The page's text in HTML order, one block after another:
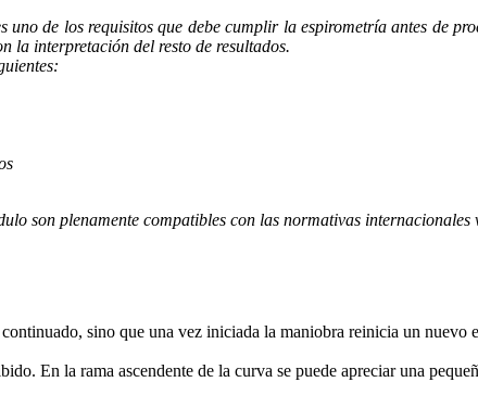
uno de los requisitos que debe cumplir la espirometría antes de
la interpretación del resto de resultados.
son plenamente compatibles con las normativas
sino que una vez iniciada la maniobra reinicia un nuevo
En la rama ascendente de la curva se puede apreciar una